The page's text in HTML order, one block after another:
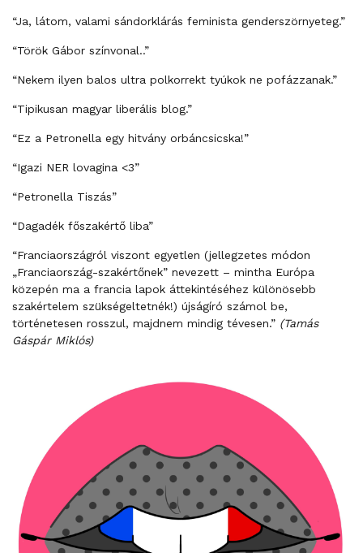
“Ja, látom, valami sándorklárás feminista genderszörnyeteg.”
“Török Gábor színvonal..”
“Nekem ilyen balos ultra polkorrekt tyúkok ne pofázzanak.”
“Tipikusan magyar liberális blog.”
“Ez a Petronella egy hitvány orbáncsicska!”
“Igazi NER lovagina <3”
“Petronella Tiszás”
“Dagadék főszakértő liba”
“Franciaországról viszont egyetlen (jellegzetes módon
„Franciaország-szakértőnek” nevezett – mintha Európa
közepén ma a francia lapok áttekintéséhez különösebb
szakértelem szükségeltetnék!) újságíró számol be,
történetesen rosszul, majdnem mindig tévesen.” (Tamás
Gáspár Miklós)